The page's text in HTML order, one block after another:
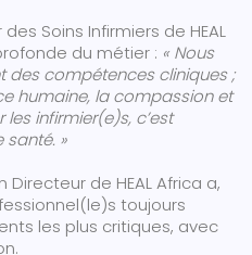
Soins Infirmiers de HEAL
du métier : « Nous
des compétences cliniques ;
humaine, la compassion et
infirmier(e)s, c’est
»
Directeur de HEAL Africa a,
toujours
les plus critiques, avec